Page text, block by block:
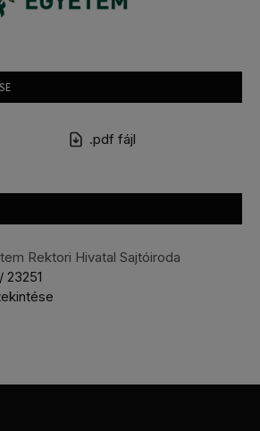
.pdf fájl
Rektori Hivatal Sajtóiroda
23251